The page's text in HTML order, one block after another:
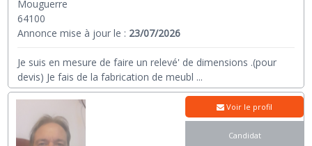
Mouguerre
64100
Annonce mise à jour le : 23/07/2026
Je suis en mesure de faire un relevé' de dimensions .(pour
devis) Je fais de la fabrication de meubl ...
Voir le profil
Candidat